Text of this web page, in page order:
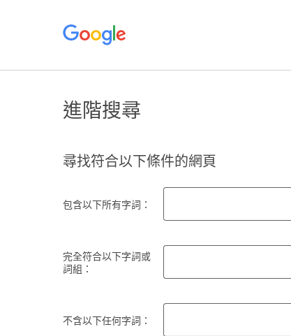
進階搜尋
尋找符合以下條件的網頁
包含以下所有字詞：
完全符合以下字詞或
詞組：
不含以下任何字詞：